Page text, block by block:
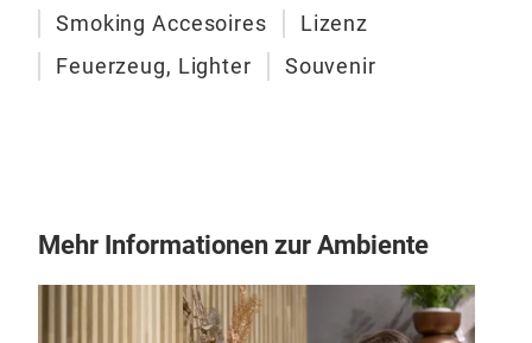
Smoking Accesoires
Lizenz
Feuerzeug, Lighter
Souvenir
Mehr Informationen zur Ambiente